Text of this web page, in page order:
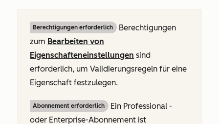
Berechtigungen erforderlich
Berechtigungen
zum Bearbeiten von
Eigenschafteneinstellungen sind
erforderlich, um Validierungsregeln für eine
Eigenschaft festzulegen.
Abonnement erforderlich Ein Professional -
oder Enterprise-Abonnement ist